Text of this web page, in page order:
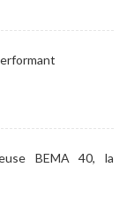
BEMA 40, la